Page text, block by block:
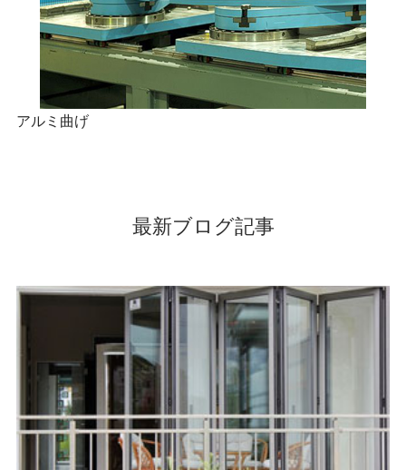
アルミ曲げ
最新ブログ記事